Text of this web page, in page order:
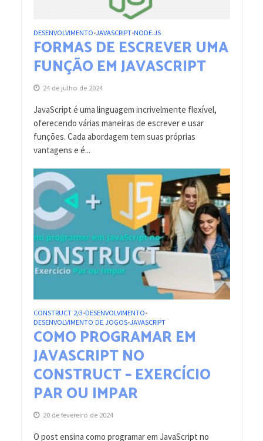
DESENVOLVIMENTO•JAVASCRIPT•NODE.JS
FORMAS DE ESCREVER UMA
FUNÇÃO EM JAVASCRIPT
24 de julho de 2024
JavaScript é uma linguagem incrivelmente flexível,
oferecendo várias maneiras de escrever e usar
funções. Cada abordagem tem suas próprias
vantagens e é...
CONSTRUCT 2/3•DESENVOLVIMENTO•
DESENVOLVIMENTO DE JOGOS•JAVASCRIPT
COMO PROGRAMAR EM
JAVASCRIPT NO
CONSTRUCT – EXERCÍCIO
PAR OU IMPAR
20 de fevereiro de 2024
O post ensina como programar em JavaScript no